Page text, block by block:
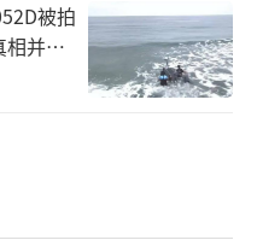
被拍
相并非